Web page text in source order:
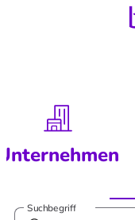
Suchbegriff